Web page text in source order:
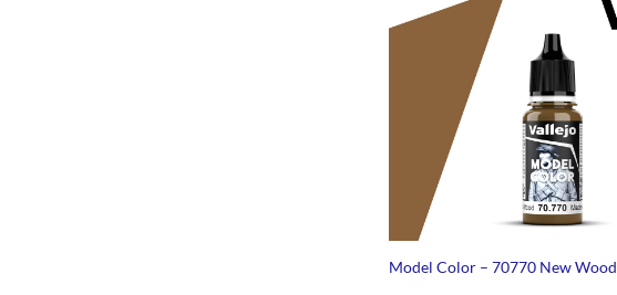
Model Color – 70770 New Wood